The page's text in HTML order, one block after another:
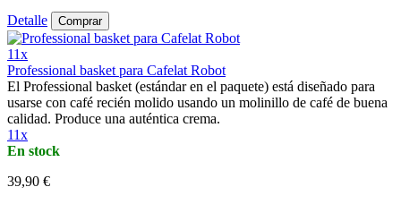
Detalle Comprar
11x
Professional basket para Cafelat Robot
El Professional basket (estándar en el paquete) está diseñado para
usarse con café recién molido usando un molinillo de café de buena
calidad. Produce una auténtica crema.
11x
En stock
39,90 €